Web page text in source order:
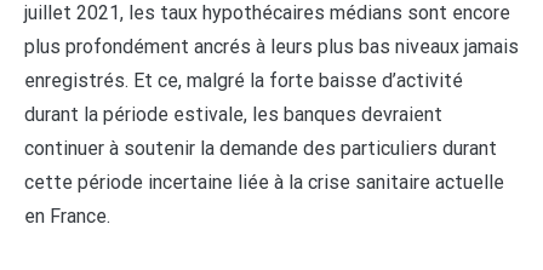
juillet 2021, les taux hypothécaires médians sont encore
plus profondément ancrés à leurs plus bas niveaux jamais
enregistrés. Et ce, malgré la forte baisse d’activité
durant la période estivale, les banques devraient
continuer à soutenir la demande des particuliers durant
cette période incertaine liée à la crise sanitaire actuelle
en France.